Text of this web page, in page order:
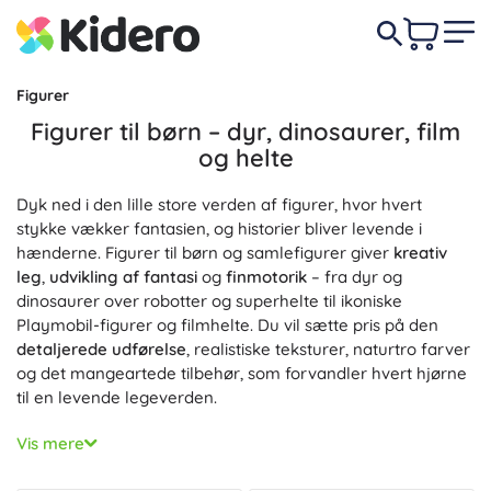
Figurer
Figurer til børn – dyr, dinosaurer, film
og helte
Dyk ned i den lille store verden af figurer, hvor hvert
stykke vækker fantasien, og historier bliver levende i
hænderne. Figurer til børn og samlefigurer giver kreativ
leg, udvikling af fantasi og finmotorik – fra dyr og
dinosaurer over robotter og superhelte til ikoniske
Playmobil-figurer og filmhelte. Du vil sætte pris på den
detaljerede udførelse, realistiske teksturer, naturtro farver
og det mangeartede tilbehør, som forvandler hvert hjørne
til en levende legeverden.
Vælg figurer præcis efter interesse og alder – med fokus
på holdbare og sikre materialer
Vis mere